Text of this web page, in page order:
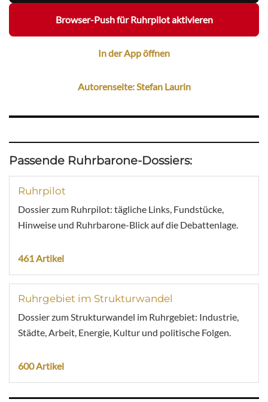
Browser-Push für Ruhrpilot aktivieren
In der App öffnen
Autorenseite: Stefan Laurin
Passende Ruhrbarone-Dossiers:
Ruhrpilot
Dossier zum Ruhrpilot: tägliche Links, Fundstücke,
Hinweise und Ruhrbarone-Blick auf die Debattenlage.
461 Artikel
Ruhrgebiet im Strukturwandel
Dossier zum Strukturwandel im Ruhrgebiet: Industrie,
Städte, Arbeit, Energie, Kultur und politische Folgen.
600 Artikel